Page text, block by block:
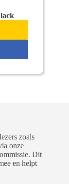
zoals
onze
Dit
en helpt